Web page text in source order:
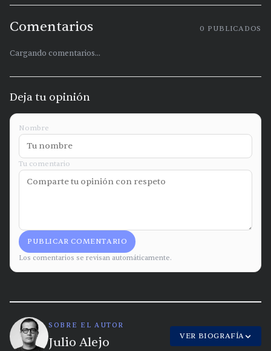
Comentarios 0 PUBLICADOS
Cargando comentarios...
Deja tu opinión
Nombre
Tu comentario
PUBLICAR COMENTARIO
Los comentarios se revisan automáticamente.
SOBRE EL AUTOR
Julio Alejo VER BIOGRAFÍA